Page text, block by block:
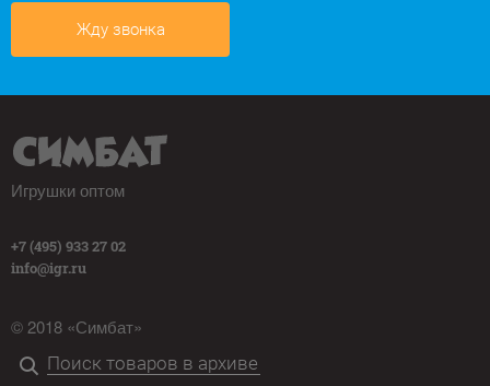
Жду звонка
Игрушки оптом
+7 (495) 933 27 02
info@igr.ru
© 2018 «Симбат»